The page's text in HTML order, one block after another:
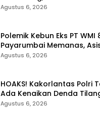
Negara
Agustus 6, 2026
Polemik Kebun Eks PT WMI
Payarumbai Memanas,
Dikelola Agrinas dan
Agustus 6, 2026
HOAKS! Kakorlantas Polri
Ada Kenaikan Denda
Tilang Manual Menyeluruh
Agustus 6, 2026